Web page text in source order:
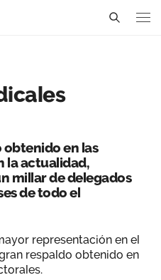
obtenido en las
la actualidad,
millar de delegados
de todo el
representación en el
respaldo obtenido en